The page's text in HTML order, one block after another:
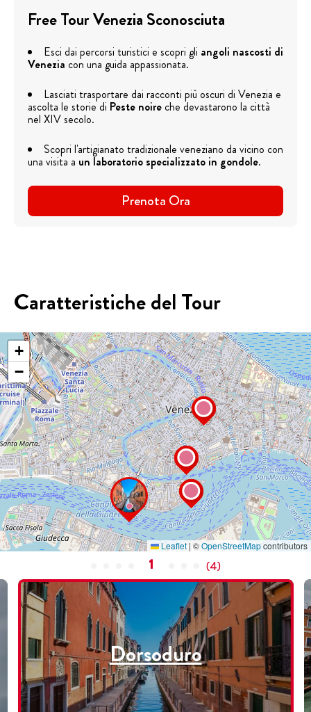
Free Tour Venezia Sconosciuta
Esci dai percorsi turistici e scopri gli angoli nascosti di
Venezia con una guida appassionata.
Lasciati trasportare dai racconti più oscuri di Venezia e
ascolta le storie di Peste noireche devastarono la città
nel XIV secolo.
Scopri l'artigianato tradizionale veneziano da vicino con
una visita a un laboratorio specializzato in gondole.
Prenota Ora
Caratteristiche del Tour
+
−
Leaflet | ©OpenStreetMapcontributors
1 (4)
Dorsoduro